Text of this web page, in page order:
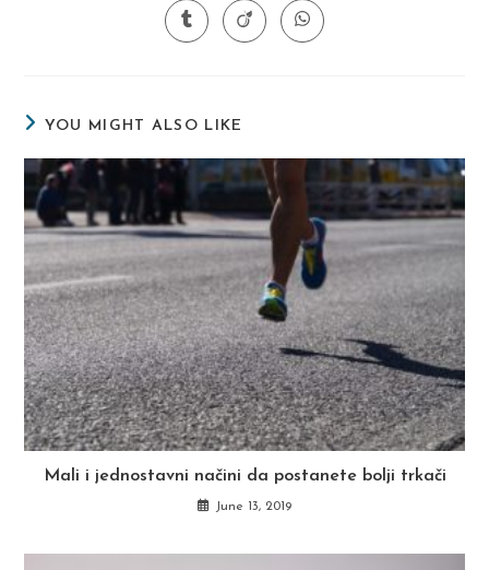
a
new
window
a
new
window
a
new
window
Opens
in
Opens
in
Opens
in
YOU MIGHT ALSO LIKE
Mali i jednostavni načini da postanete bolji trkači
June 13, 2019